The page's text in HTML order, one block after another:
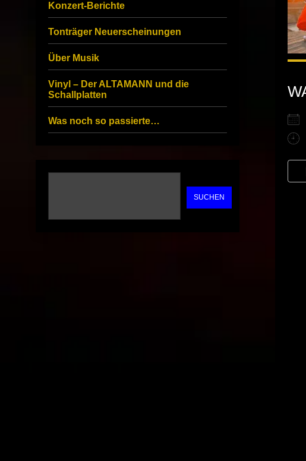
Konzert-Berichte
Tonträger Neuerscheinungen
Über Musik
Vinyl – Der ALTAMANN und die
Schallplatten
Was noch so passierte…
SUCHEN